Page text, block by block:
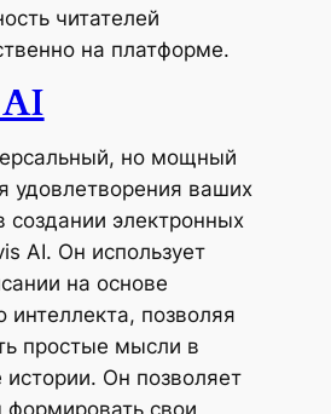
читателей
на платформе.
AI
но мощный
удовлетворения ваших
создании электронных
AI. Он использует
на основе
интеллекта, позволяя
простые мысли в
истории. Он позволяет